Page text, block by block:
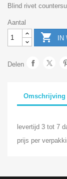
Blind rivet
Aantal

Delen
Omschrijving
levertijd 3 tot 7
prijs per